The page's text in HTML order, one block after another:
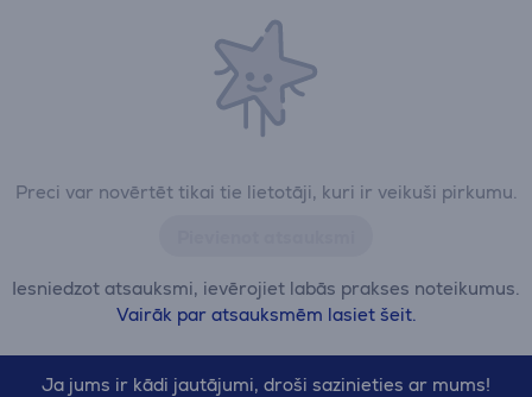
Preci var novērtēt tikai tie lietotāji, kuri ir veikuši pirkumu.
Iesniedzot atsauksmi, ievērojiet labās prakses noteikumus.
Vairāk par atsauksmēm lasiet šeit.
Ja jums ir kādi jautājumi, droši sazinieties ar mums!